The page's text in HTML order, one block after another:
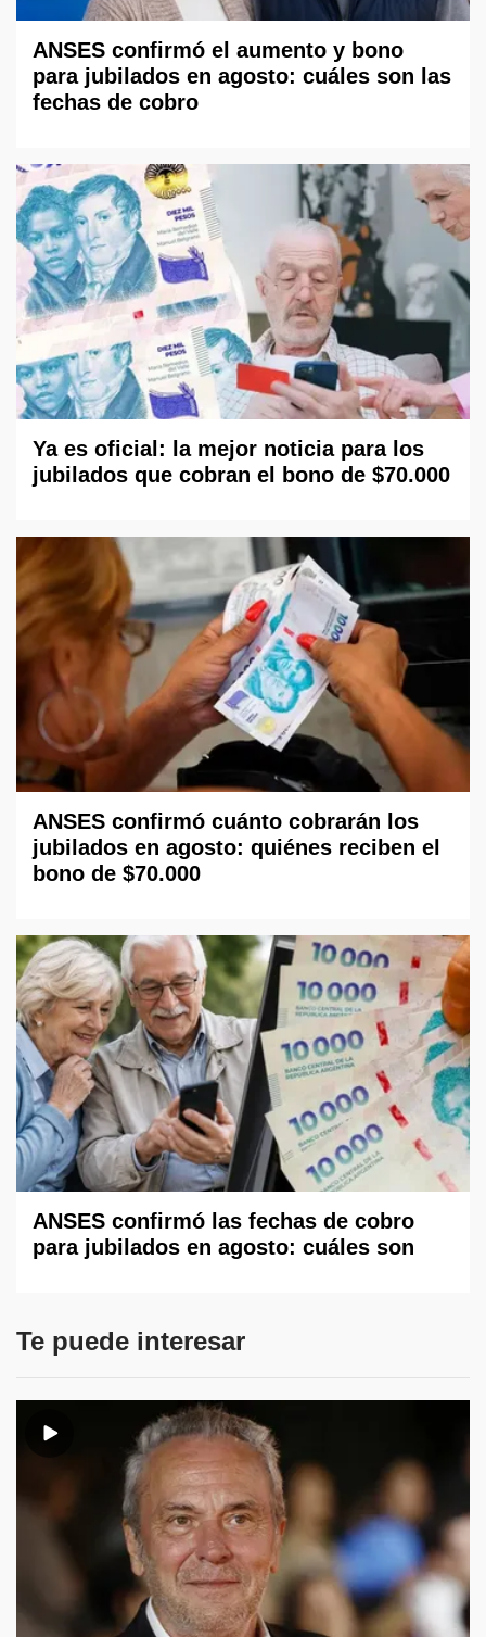
ANSES confirmó el aumento y bono
para jubilados en agosto: cuáles son las
fechas de cobro
Ya es oficial: la mejor noticia para los
jubilados que cobran el bono de $70.000
ANSES confirmó cuánto cobrarán los
jubilados en agosto: quiénes reciben el
bono de $70.000
ANSES confirmó las fechas de cobro
para jubilados en agosto: cuáles son
Te puede interesar